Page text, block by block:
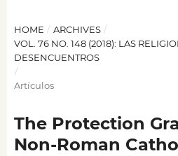
HOME / ARCHIVES /
VOL. 76 NO. 148 (2018): LAS
DESENCUENTROS
/
Artículos
The Protection
Non-Roman